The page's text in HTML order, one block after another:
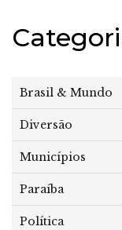
Brasil & Mundo
Diversão
Municípios
Paraíba
Política